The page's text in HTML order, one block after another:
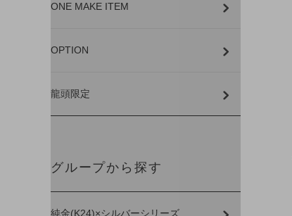
ONE MAKE ITEM
OPTION
龍頭限定
グループから探す
純金(K24)×シルバーシリーズ